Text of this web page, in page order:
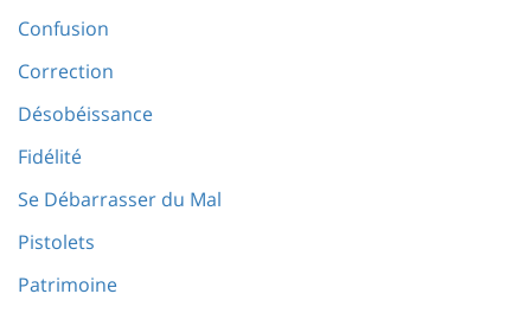
Confusion
Correction
Désobéissance
Fidélité
Se Débarrasser du Mal
Pistolets
Patrimoine